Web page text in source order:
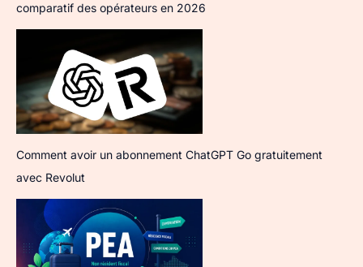
comparatif des opérateurs en 2026
Comment avoir un abonnement ChatGPT Go gratuitement
avec Revolut